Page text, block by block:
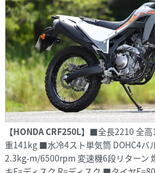
【HONDA CRF250L】 ■全長2210 全高
重141kg ■水冷4スト単気筒 DOHC4バ
2.3kg-m/6500rpm 変速機6段リターン